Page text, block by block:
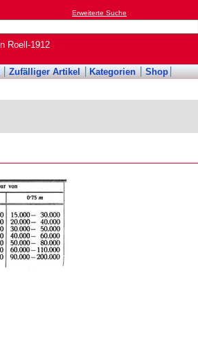
Erweiterte Suche
Roell-1912
Zufälliger Artikel Kategorien Shop